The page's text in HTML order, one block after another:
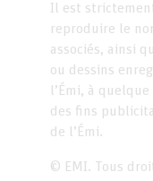
Il est
reproduire le
associés, ainsi
ou dessins
l’Émi, à
des fins
de l’Émi.
© EMI. Tous